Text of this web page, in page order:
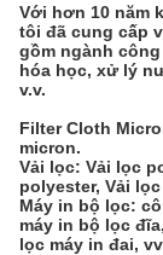
Với hơn 10 năm
tôi đã cung cấp
gồm ngành
hóa học, xử lý
v.v.
Filter Cloth
micron.
Vải lọc: Vải lọc
polyester, Vải
Máy in bộ lọc:
máy in bộ lọc
lọc máy in đai, vv